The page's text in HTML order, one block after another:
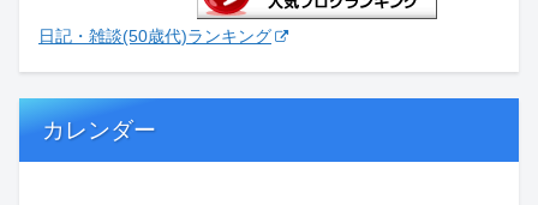
日記・雑談(50歳代)ランキング
カレンダー